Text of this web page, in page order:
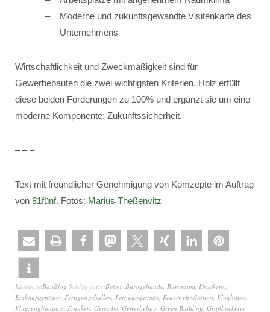
Moderne und zukunftsgewandte Visitenkarte des
Unternehmens
Wirtschaftlichkeit und Zweckmäßigkeit sind für
Gewerbebauten die zwei wichtigsten Kriterien. Holz erfüllt
diese beiden Forderungen zu 100% und ergänzt sie um eine
moderne Komponente: Zukunftssicherheit.
– – –
Text mit freundlicher Genehmigung von Komzepte im Auftrag
von 81fünf. Fotos: Marius Theßenvitz
KategorieBauBlog SchlagwörterBeton, Bürogebäude, Büroraum, Druckerei,
Einkaufszentrum, Fertigungshallen, Fertigungsstätte, Feuerwehr-Station, Flughafen,
Flugzeughangars, Franken, Gewerbe, Gewerbebau, Green Building, Großbäckerei,